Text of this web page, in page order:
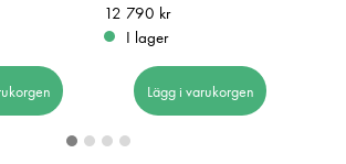
Pris :12 790 kr
12 790 kr
I lager
Lägg i varukorgen